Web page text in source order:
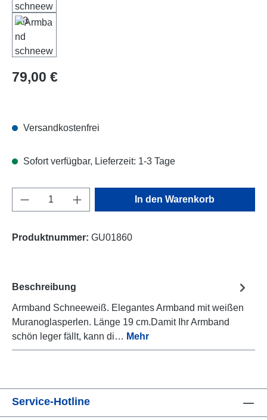
Regulärer Preis:
79,00 €
Versandkostenfrei
Sofort verfügbar, Lieferzeit: 1-3 Tage
Produkt Anzahl: Gib den gewünschten
In den Warenkorb
Produktnummer: GU01860
Beschreibung
Armband Schneeweiß. Elegantes Armband mit weißen
Muranoglasperlen. Länge 19 cm.Damit Ihr Armband
schön leger fällt, kann di… Mehr
Service-Hotline